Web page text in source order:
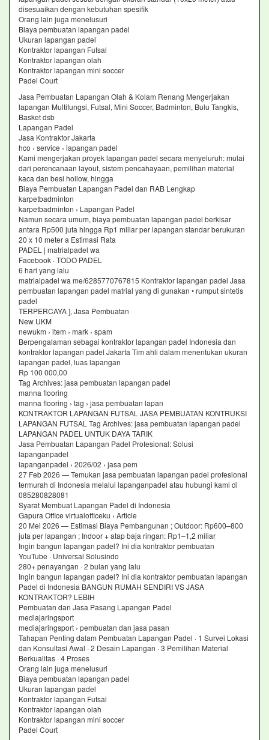
disesuaikan dengan kebutuhan spesifik
Orang lain juga menelusuri
Biaya pembuatan lapangan padel
Ukuran lapangan padel
Kontraktor lapangan Futsal
Kontraktor lapangan olah
Kontraktor lapangan mini soccer
Padel Court
Jasa Pembuatan Lapangan Olah & Kolam Renang Mengerjakan
lapangan Multifungsi, Futsal, Mini Soccer, Badminton, Bulu Tangkis,
Basket dsb
Lapangan Padel
Jasa Kontraktor Jakarta
hco › service › lapangan padel
Kami mengerjakan proyek lapangan padel secara menyeluruh: mulai
dari perencanaan layout, sistem pencahayaan, pemilihan material
kaca dan besi hollow, hingga
Biaya Pembuatan Lapangan Padel dan RAB Lengkap
karpetbadminton
karpetbadminton › Lapangan Padel
Namun secara umum, biaya pembuatan lapangan padel berkisar
antara Rp500 juta hingga Rp1 miliar per lapangan standar berukuran
20 x 10 meter a Estimasi Rata
PADEL | matrialpadel wa
Facebook · TODO PADEL
6 hari yang lalu
matrialpadel wa me/6285770767815 Kontraktor lapangan padel Jasa
pembuatan lapangan padel matrial yang di gunakan • rumput sintetis
padel
TERPERCAYA ], Jasa Pembuatan
New UKM
newukm › item › mark › spam
Berpengalaman sebagai kontraktor lapangan padel Indonesia dan
kontraktor lapangan padel Jakarta Tim ahli dalam menentukan ukuran
lapangan padel, luas lapangan
Rp 100 000,00
Tag Archives: jasa pembuatan lapangan padel
manna flooring
manna flooring › tag › jasa pembuatan lapan
KONTRAKTOR LAPANGAN FUTSAL JASA PEMBUATAN KONTRUKSI
LAPANGAN FUTSAL Tag Archives: jasa pembuatan lapangan padel
LAPANGAN PADEL UNTUK DAYA TARIK
Jasa Pembuatan Lapangan Padel Profesional: Solusi
lapanganpadel
lapanganpadel › 2026/02 › jasa pem
27 Feb 2026 — Temukan jasa pembuatan lapangan padel profesional
termurah di Indonesia melalui lapanganpadel atau hubungi kami di
085280828081
Syarat Membuat Lapangan Padel di Indonesia
Gapura Office virtualofficeku › Article
20 Mei 2026 — Estimasi Biaya Pembangunan ; Outdoor: Rp600–800
juta per lapangan ; Indoor + atap baja ringan: Rp1–1,2 miliar
Ingin bangun lapangan padel? Ini dia kontraktor pembuatan
YouTube · Universal Solusindo
280+ penayangan · 2 bulan yang lalu
Ingin bangun lapangan padel? Ini dia kontraktor pembuatan lapangan
Padel di Indonesia BANGUN RUMAH SENDIRI VS JASA
KONTRAKTOR? LEBIH
Pembuatan dan Jasa Pasang Lapangan Padel
mediajaringsport
mediajaringsport › pembuatan dan jasa pasan
Tahapan Penting dalam Pembuatan Lapangan Padel · 1 Survei Lokasi
dan Konsultasi Awal · 2 Desain Lapangan · 3 Pemilihan Material
Berkualitas · 4 Proses
Orang lain juga menelusuri
Biaya pembuatan lapangan padel
Ukuran lapangan padel
Kontraktor lapangan Futsal
Kontraktor lapangan olah
Kontraktor lapangan mini soccer
Padel Court